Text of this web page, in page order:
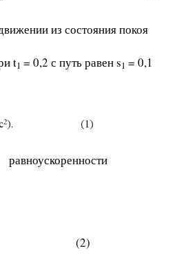
из состояния покоя
t1 = 0,2 с путь равен s1 = 0,1
(2)